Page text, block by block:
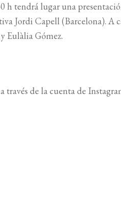
h tendrá lugar una
Jordi Capell (Barcelona). A
Eulàlia Gómez.
de la cuenta de